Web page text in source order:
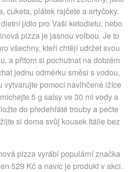
cuketa, plátek rajčete a artyčoky.
jídlo pro Vaši ketodietu, nebo
pizza je jasnou volbou. Je to
všechny, kteří chtějí udržet svou
a přitom si pochutnat na dobrém
jednu odměrku směsi s vodou,
vytvarujte pomocí navlhčené lžíce
5 g salsy ve 30 ml vody a
do předehřáté trouby a pečte
si doma svůj kousek Itálie bez
pizza vyrábí populární značka
529 Kč a navíc je produkt v akci.